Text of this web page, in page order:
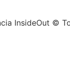
InsideOut ©